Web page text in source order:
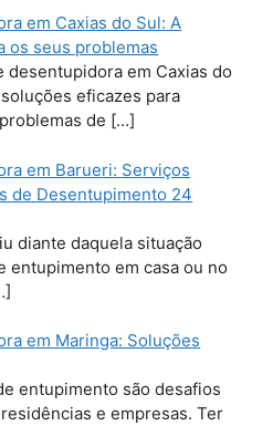
em Caxias do Sul: A
os seus problemas
desentupidora em Caxias do
eficazes para
de […]
em Barueri: Serviços
de Desentupimento 24
diante daquela situação
entupimento em casa ou no
em Maringa: Soluções
entupimento são desafios
e empresas. Ter